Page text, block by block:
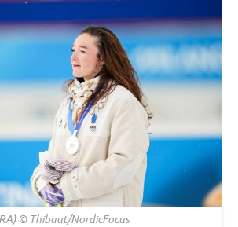
© Thibaut/NordicFocus